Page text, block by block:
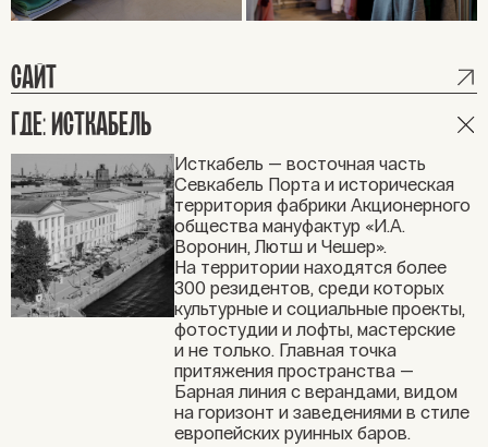
САЙТ
ГДЕ: ИСТКАБЕЛЬ
Исткабель — восточная часть
Севкабель Порта и историческая
территория фабрики Акционерного
общества мануфактур «И.А.
Воронин, Лютш и Чешер».
На территории находятся более
300 резидентов, среди которых
культурные и социальные проекты,
фотостудии и лофты, мастерские
и не только. Главная точка
притяжения пространства —
Барная линия с верандами, видом
на горизонт и заведениями в стиле
европейских руинных баров.